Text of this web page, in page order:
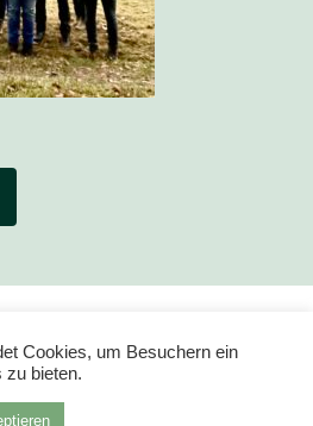
Cookies, um Besuchern ein
zu bieten.